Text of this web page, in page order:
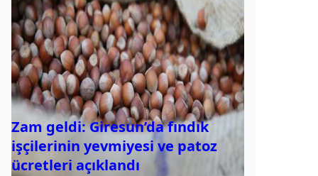
Zam geldi: Giresun’da fındık
işçilerinin yevmiyesi ve patoz
ücretleri açıklandı